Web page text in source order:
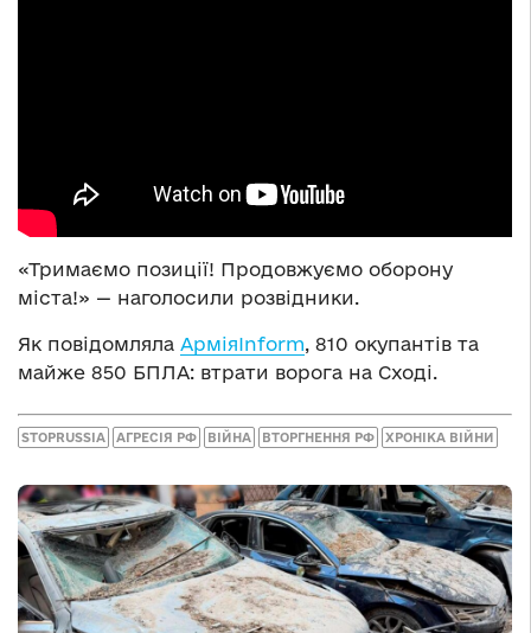
«Тримаємо позиції! Продовжуємо оборону
міста!» — наголосили розвідники.
Як повідомляла АрміяInform, 810 окупантів та
майже 850 БПЛА: втрати ворога на Сході.
STOPRUSSIA АГРЕСІЯ РФ ВІЙНА ВТОРГНЕННЯ РФ ХРОНІКА ВІЙНИ